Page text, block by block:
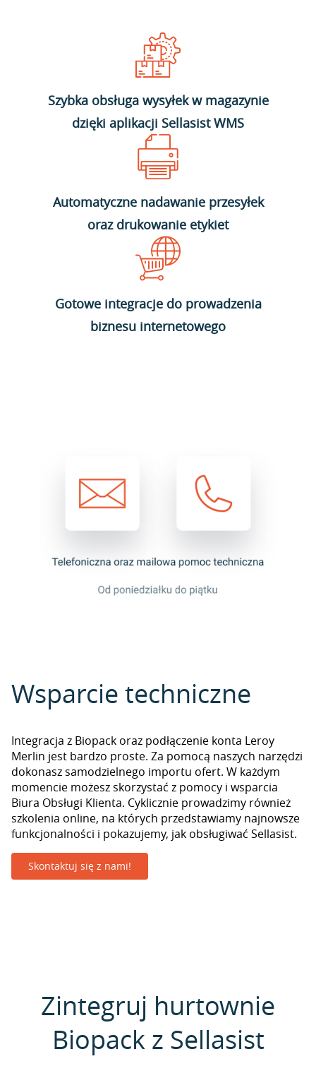
Szybka obsługa wysyłek w magazynie
dzięki aplikacji Sellasist WMS
Automatyczne nadawanie przesyłek
oraz drukowanie etykiet
Gotowe integracje do prowadzenia
biznesu internetowego
Wsparcie techniczne
Integracja z Biopack oraz podłączenie konta Leroy
Merlin jest bardzo proste. Za pomocą naszych narzędzi
dokonasz samodzielnego importu ofert. W każdym
momencie możesz skorzystać z pomocy i wsparcia
Biura Obsługi Klienta. Cyklicznie prowadzimy również
szkolenia online, na których przedstawiamy najnowsze
funkcjonalności i pokazujemy, jak obsługiwać Sellasist.
Skontaktuj się z nami!
Zintegruj hurtownie
Biopack z Sellasist